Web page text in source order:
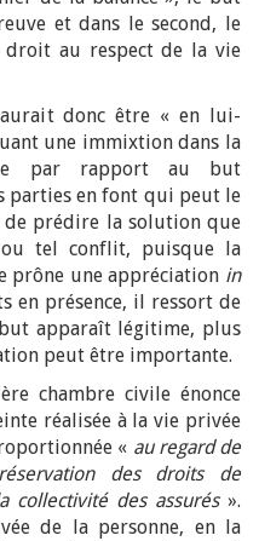
et dans le second, le
droit au respect de la vie
donc être « en lui-
une immixtion dans la
par rapport au but
parties en font qui peut le
prédire la solution que
tel conflit, puisque la
prône une appréciation in
en présence, il ressort de
apparaît légitime, plus
peut être importante.
chambre civile énonce
réalisée à la vie privée
« au regard de
des droits de
collectivité des assurés ».
de la personne, en la